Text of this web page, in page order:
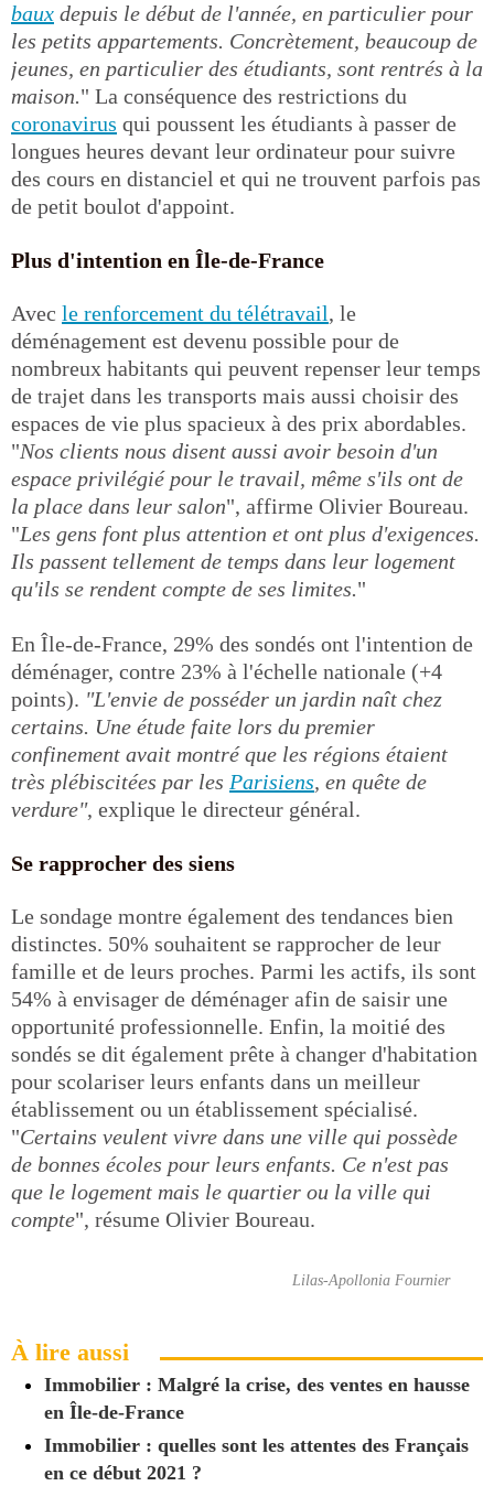
baux depuis le début de l'année, en particulier pour
les petits appartements. Concrètement, beaucoup de
jeunes, en particulier des étudiants, sont rentrés à la
maison." La conséquence des restrictions du
coronavirus qui poussent les étudiants à passer de
longues heures devant leur ordinateur pour suivre
des cours en distanciel et qui ne trouvent parfois pas
de petit boulot d'appoint.
Plus d'intention en Île-de-France
Avec le renforcement du télétravail, le
déménagement est devenu possible pour de
nombreux habitants qui peuvent repenser leur temps
de trajet dans les transports mais aussi choisir des
espaces de vie plus spacieux à des prix abordables.
"Nos clients nous disent aussi avoir besoin d'un
espace privilégié pour le travail, même s'ils ont de
la place dans leur salon", affirme Olivier Boureau.
"Les gens font plus attention et ont plus d'exigences.
Ils passent tellement de temps dans leur logement
qu'ils se rendent compte de ses limites."
En Île-de-France, 29% des sondés ont l'intention de
déménager, contre 23% à l'échelle nationale (+4
points). "L'envie de posséder un jardin naît chez
certains. Une étude faite lors du premier
confinement avait montré que les régions étaient
très plébiscitées par les Parisiens, en quête de
verdure", explique le directeur général.
Se rapprocher des siens
Le sondage montre également des tendances bien
distinctes. 50% souhaitent se rapprocher de leur
famille et de leurs proches. Parmi les actifs, ils sont
54% à envisager de déménager afin de saisir une
opportunité professionnelle. Enfin, la moitié des
sondés se dit également prête à changer d'habitation
pour scolariser leurs enfants dans un meilleur
établissement ou un établissement spécialisé.
"Certains veulent vivre dans une ville qui possède
de bonnes écoles pour leurs enfants. Ce n'est pas
que le logement mais le quartier ou la ville qui
compte", résume Olivier Boureau.
Lilas-Apollonia Fournier
À lire aussi
Immobilier : Malgré la crise, des ventes en hausse
en Île-de-France
Immobilier : quelles sont les attentes des Français
en ce début 2021 ?